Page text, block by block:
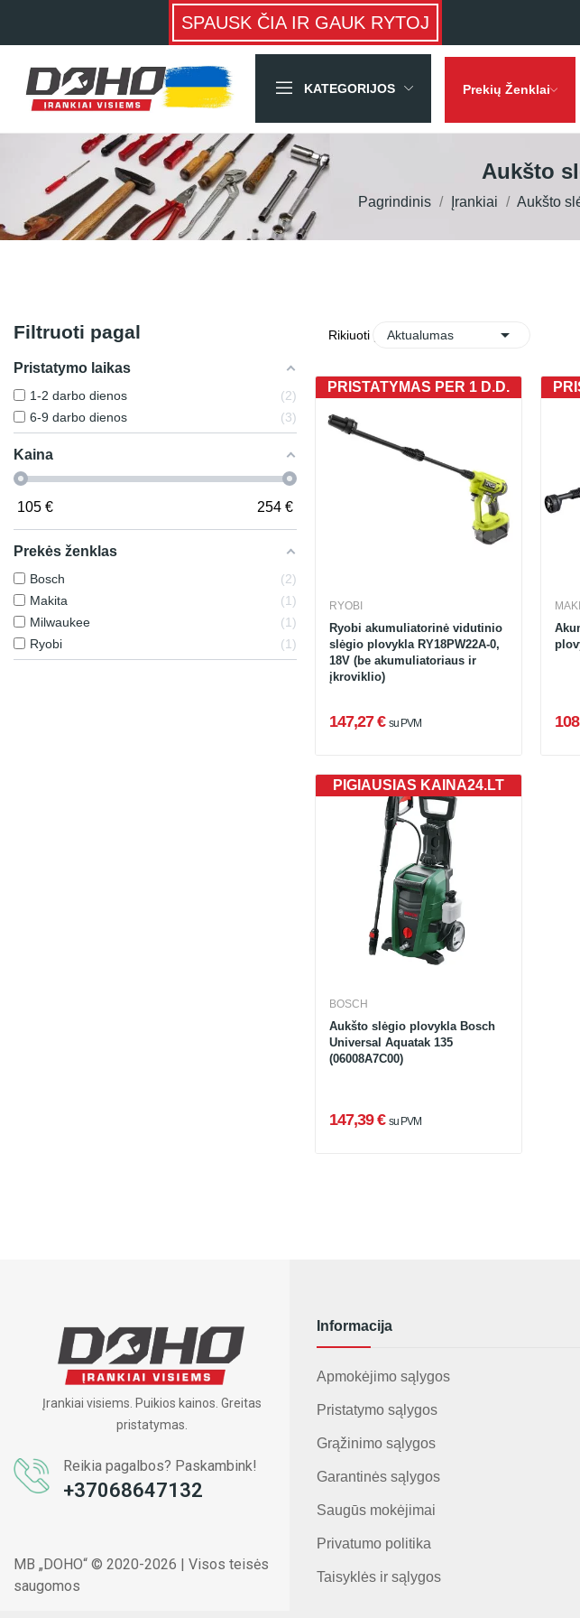
SPAUSK ČIA IR GAUK RYTOJ
KATEGORIJOS Prekių Ženklai
Aukšto
Pagrindinis Įrankiai Aukšto
Filtruoti pagal
Pristatymo laikas
1-2 darbo dienos
2
6-9 darbo dienos
3
Kaina
105 € 254€
Prekės ženklas
Bosch
2
Makita
1
Milwaukee
1
Ryobi
1
Rikiuoti pagal:Aktualumas 
PRISTATYMAS PER 1 D.D.
RYOBI
Ryobi akumuliatorinė vidutinio
slėgio plovykla RY18PW22A-0,
18V (be akumuliatoriaus ir
įkroviklio)
147,27 € su PVM
PIGIAUSIAS KAINA24.LT
BOSCH
Aukšto slėgio plovykla Bosch
Universal Aquatak 135
(06008A7C00)
147,39 € su PVM
Įrankiai visiems. Puikios kainos. Greitas
pristatymas.
Reikia pagalbos? Paskambink!
+37068647132
MB „DOHO“ © 2020-2026 | Visos teisės
saugomos
Informacija
Apmokėjimo sąlygos
Pristatymo sąlygos
Grąžinimo sąlygos
Garantinės sąlygos
Saugūs mokėjimai
Privatumo politika
Taisyklės ir sąlygos